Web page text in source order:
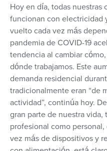
Hoy en día, todas nuestras
funcionan con electricidad
vuelto cada vez más
pandemia de COVID-19
tendencia al cambiar
dónde trabajamos. Este
demanda residencial
tradicionalmente eran “de
actividad”, continúa hoy.
gran parte de nuestra vida,
profesional como
vez más de dispositivos y